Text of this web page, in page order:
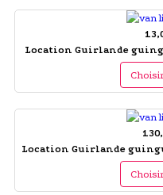
Location Guirlande
Location Guirlande